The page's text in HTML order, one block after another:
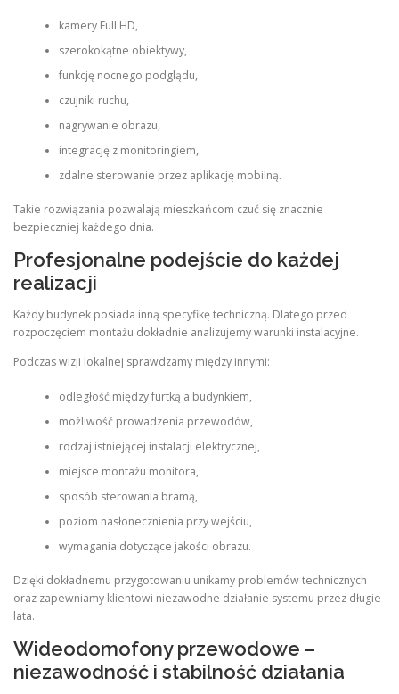
kamery Full HD,
szerokokątne obiektywy,
funkcję nocnego podglądu,
czujniki ruchu,
nagrywanie obrazu,
integrację z monitoringiem,
zdalne sterowanie przez aplikację mobilną.
Takie rozwiązania pozwalają mieszkańcom czuć się znacznie
bezpieczniej każdego dnia.
Profesjonalne podejście do każdej
realizacji
Każdy budynek posiada inną specyfikę techniczną. Dlatego przed
rozpoczęciem montażu dokładnie analizujemy warunki instalacyjne.
Podczas wizji lokalnej sprawdzamy między innymi:
odległość między furtką a budynkiem,
możliwość prowadzenia przewodów,
rodzaj istniejącej instalacji elektrycznej,
miejsce montażu monitora,
sposób sterowania bramą,
poziom nasłonecznienia przy wejściu,
wymagania dotyczące jakości obrazu.
Dzięki dokładnemu przygotowaniu unikamy problemów technicznych
oraz zapewniamy klientowi niezawodne działanie systemu przez długie
lata.
Wideodomofony przewodowe –
niezawodność i stabilność działania